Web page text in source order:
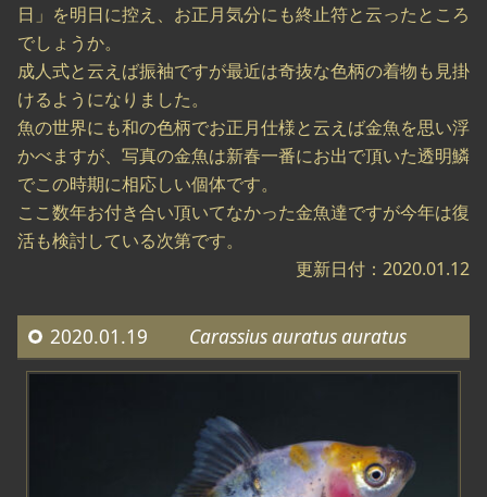
日」を明日に控え、お正月気分にも終止符と云ったところ
でしょうか。
成人式と云えば振袖ですが最近は奇抜な色柄の着物も見掛
けるようになりました。
魚の世界にも和の色柄でお正月仕様と云えば金魚を思い浮
かべますが、写真の金魚は新春一番にお出で頂いた透明鱗
でこの時期に相応しい個体です。
ここ数年お付き合い頂いてなかった金魚達ですが今年は復
活も検討している次第です。
更新日付：2020.01.12
2020.01.19 Carassius auratus auratus